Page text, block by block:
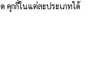
คุกกี้ในแต่ละประเภทได้